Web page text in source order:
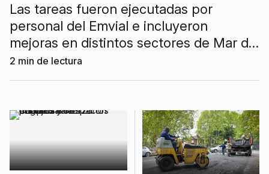
Las tareas fueron ejecutadas por
personal del Emvial e incluyeron
mejoras en distintos sectores de Mar del
Plata y Batán para optimizar la
circulación y las condiciones de
2 min de lectura